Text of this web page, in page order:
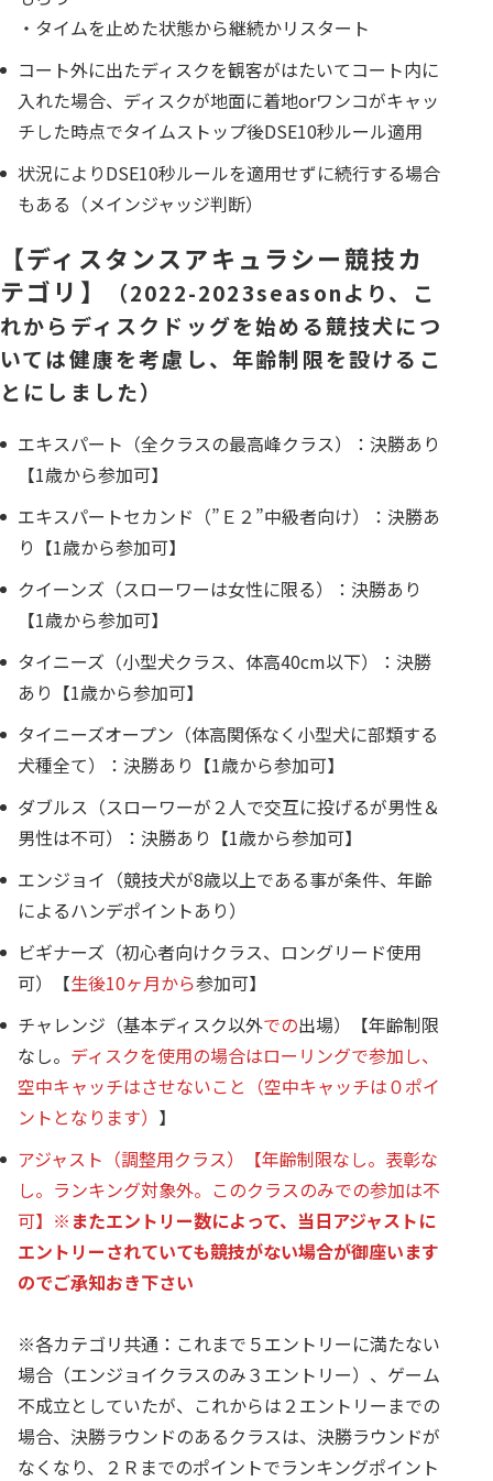
・タイムを止めた状態から継続かリスタート
コート外に出たディスクを観客がはたいてコート内に
入れた場合、ディスクが地面に着地orワンコがキャッ
チした時点でタイムストップ後DSE10秒ルール適用
状況によりDSE10秒ルールを適用せずに続行する場合
もある（メインジャッジ判断）
【ディスタンスアキュラシー競技カ
テゴリ】
（2022-2023seasonより、こ
れからディスクドッグを始める競技犬につ
いては健康を考慮し、年齢制限を設けるこ
とにしました）
エキスパート（全クラスの最高峰クラス）：決勝あり
【1歳から参加可】
エキスパートセカンド（”Ｅ２”中級者向け）：決勝あ
り【1歳から参加可】
クイーンズ（スローワーは女性に限る）：決勝あり
【1歳から参加可】
タイニーズ（小型犬クラス、体高40cm以下）：決勝
あり【1歳から参加可】
タイニーズオープン（体高関係なく小型犬に部類する
犬種全て）：決勝あり【1歳から参加可】
ダブルス（スローワーが２人で交互に投げるが男性＆
男性は不可）：決勝あり【1歳から参加可】
エンジョイ（競技犬が8歳以上である事が条件、年齢
によるハンデポイントあり）
ビギナーズ（初心者向けクラス、ロングリード使用
可）【生後10ヶ月から参加可】
チャレンジ（基本ディスク以外での出場）【年齢制限
なし。 ディスクを使用の場合はローリングで参加し、
空中キャッチはさせないこと（空中キャッチは０ポイ
ントとなります） 】
アジャスト（調整用クラス）【年齢制限なし。表彰な
し。ランキング対象外。このクラスのみでの参加は不
可】 ※ またエントリー数によって、当日アジャストに
エントリーされていても競技がない場合が御座います
のでご承知おき下さい
※各カテゴリ共通：これまで５エントリーに満たない
場合（エンジョイクラスのみ３エントリー）、ゲーム
不成立としていたが、これからは２エントリーまでの
場合、決勝ラウンドのあるクラスは、決勝ラウンドが
なくなり、２Ｒまでのポイントでランキングポイント